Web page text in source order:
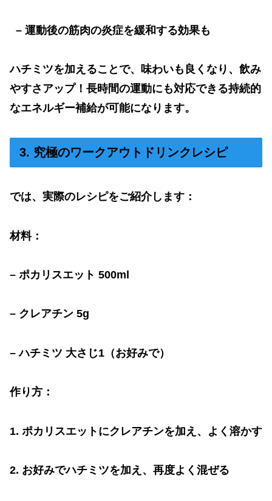
– 運動後の筋肉の炎症を緩和する効果も
ハチミツを加えることで、味わいも良くなり、飲み
やすさアップ！長時間の運動にも対応できる持続的
なエネルギー補給が可能になります。
3. 究極のワークアウトドリンクレシピ
では、実際のレシピをご紹介します：
材料：
– ポカリスエット 500ml
– クレアチン 5g
–ハチミツ 大さじ1 （お好みで）
作り方：
1. ポカリスエットにクレアチンを加え、よく溶かす
2. お好みでハチミツを加え、再度よく混ぜる